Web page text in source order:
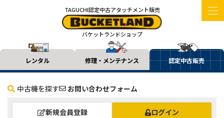
TAGUCHI認定中古アタッチメント販売
バケットランドショップ
レンタル 修理・メンテナンス 認定中古販売
中古機を探す お問い合わせフォーム
新規会員登録 ログイン